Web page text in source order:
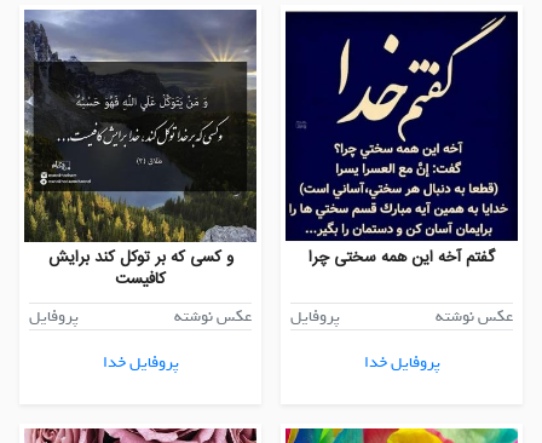
گفتم آخه این همه سختی چرا
عکس نوشته
پروفایل
پروفایل خدا
و کسی که بر توکل کند برایش
کافیست
عکس نوشته
پروفایل
پروفایل خدا